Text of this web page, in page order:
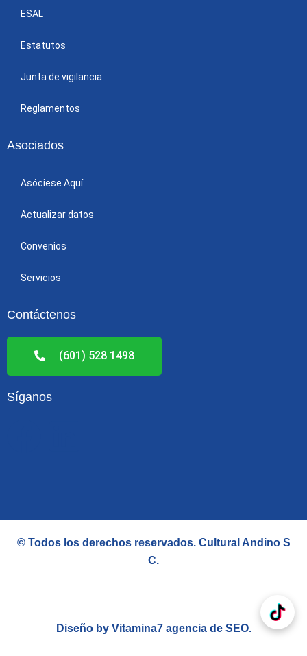
ESAL
Estatutos
Junta de vigilancia
Reglamentos
Asociados
Asóciese Aquí
Actualizar datos
Convenios
Servicios
Contáctenos
(601) 528 1498
Síganos
e k
i
© Todos los derechos reservados. Cultural Andino S
C.
Diseño by Vitamina7 agencia de SEO.